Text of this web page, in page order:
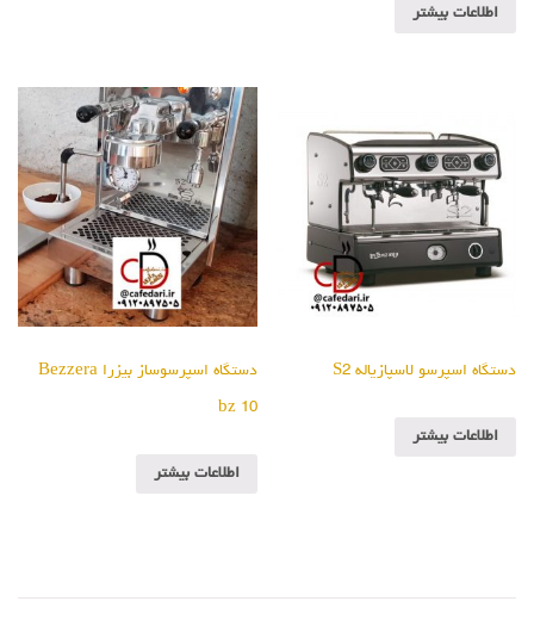
اطلاعات بیشتر
دستگاه اسپرسو لاسپازیاله S2
اطلاعات بیشتر
دستگاه اسپرسوساز بیزرا Bezzera
bz 10
اطلاعات بیشتر